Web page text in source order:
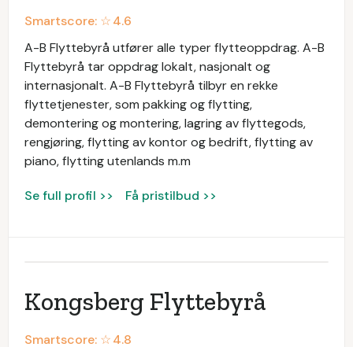
Smartscore: ☆4.6
A-B Flyttebyrå utfører alle typer flytteoppdrag. A-B
Flyttebyrå tar oppdrag lokalt, nasjonalt og
internasjonalt. A-B Flyttebyrå tilbyr en rekke
flyttetjenester, som pakking og flytting,
demontering og montering, lagring av flyttegods,
rengjøring, flytting av kontor og bedrift, flytting av
piano, flytting utenlands m.m
Se full profil >> Få pristilbud >>
Kongsberg Flyttebyrå
Smartscore: ☆4.8